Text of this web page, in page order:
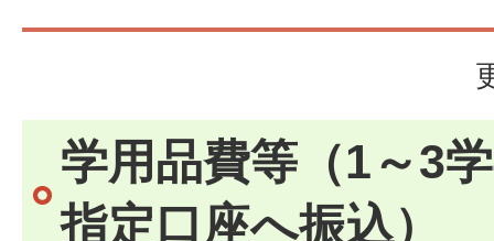
学用品費等（1～3
指定口座へ振込）